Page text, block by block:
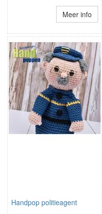
Meer info
Handpop politieagent